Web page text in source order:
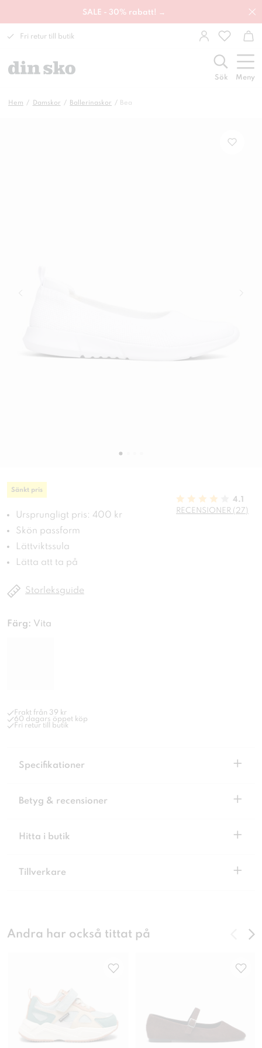
SALE - 30% rabatt! →
Fri retur till butik
Sök Meny
Hem Damskor Ballerinaskor Bea
Sänkt pris
Ursprungligt pris: 400 kr
Skön passform
Lättviktssula
Lätta att ta på
4.1
RECENSIONER (27)
Storleksguide
Färg: Vita
Frakt från 39 kr
60 dagars öppet köp
Fri retur till butik
Specifikationer +
Betyg & recensioner +
Hitta i butik +
Tillverkare +
Andra har också tittat på